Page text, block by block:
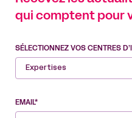
qui comptent pour
SÉLECTIONNEZ VOS CENTRES
Expertises
EMAIL*